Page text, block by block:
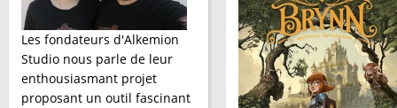
Les fondateurs d'Alkemion
Studio nous parle de leur
enthousiasmant projet
proposant un outil fascinant